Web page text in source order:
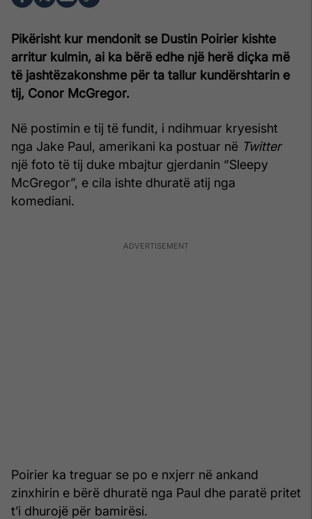
Pikërisht kur mendonit se Dustin Poirier kishte
arritur kulmin, ai ka bërë edhe një herë diçka më
të jashtëzakonshme për ta tallur kundërshtarin e
tij, Conor McGregor.
Në postimin e tij të fundit, i ndihmuar kryesisht
nga Jake Paul, amerikani ka postuar në Twitter
një foto të tij duke mbajtur gjerdanin “Sleepy
McGregor”, e cila ishte dhuratë atij nga
komediani.
Poirier ka treguar se po e nxjerr në ankand
zinxhirin e bërë dhuratë nga Paul dhe paratë pritet
t’i dhurojë për bamirësi.